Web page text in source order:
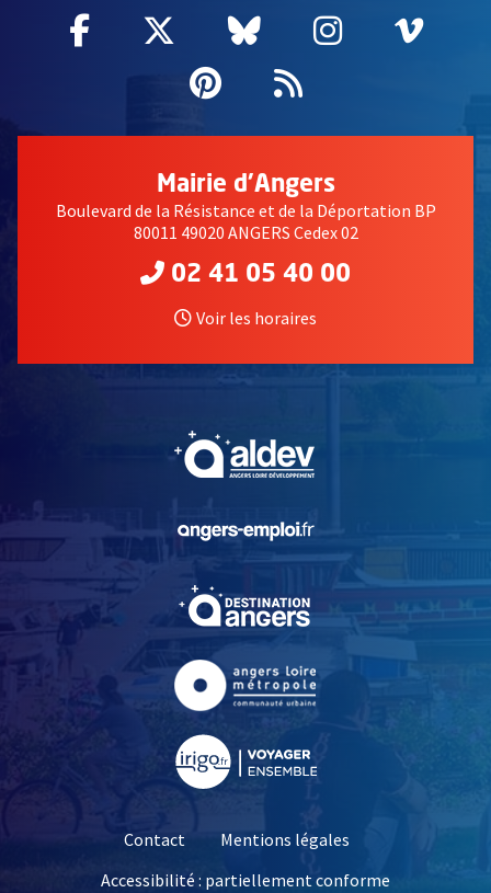
Facebook
, Ouvre une nouvelle fenêtre
Twitter
, Ouvre une nouvelle
Bluesky
, Ouvre une
Instagram
, Ouvre
,
Pinterest
, Ouvre une
Flux RSS
Mairie d'Angers
Boulevard de la Résistance et de la Déportation BP
80011 49020 ANGERS Cedex 02
02 41 05 40 00
Voir les horaires
, Ouvre une nouvelle
, Ouvre une nouvelle
Contact
Mentions légales
Accessibilité : partiellement conforme